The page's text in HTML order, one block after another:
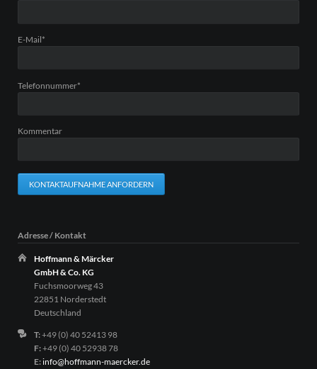
Pflichtfeld
E-Mail*
Pflichtfeld
Telefonnummer*
Kommentar
KONTAKTAUFNAHME ANFORDERN
Adresse / Kontakt
Hoffmann & Märcker
GmbH & Co. KG
Fuchsmoorweg 43
22851 Norderstedt
Deutschland
T:+49 (0) 40 52413 98
F:+49 (0) 40 52938 78
E:info@hoffmann-maercker.de